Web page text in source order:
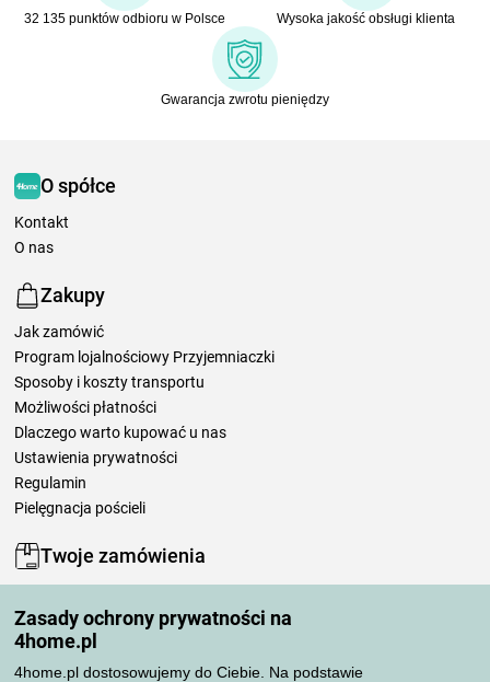
Zasady ochrony prywatności na
4home.pl
4home.pl dostosowujemy do Ciebie. Na podstawie
32 135 punktów odbioru w Polsce Wysoka jakość obsługi klienta
Gwarancja zwrotu pieniędzy
O spółce
Kontakt
O nas
Zakupy
Jak zamówić
Program lojalnościowy Przyjemniaczki
Sposoby i koszty transportu
Możliwości płatności
Dlaczego warto kupować u nas
Ustawienia prywatności
Regulamin
Pielęgnacja pościeli
Twoje zamówienia
Moje zamówienia
Reklamacje
Odstąpienie od umowy